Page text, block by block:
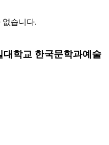
없습니다.
대학교 한국문학과예술